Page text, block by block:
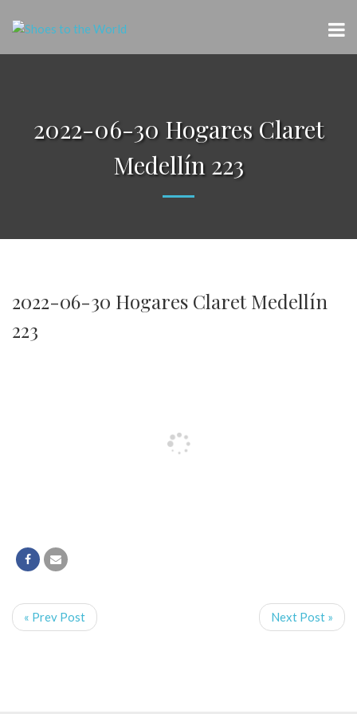
2022-06-30 Hogares Claret
Medellín 223
2022-06-30 Hogares Claret Medellín
223
« Prev Post Next Post »